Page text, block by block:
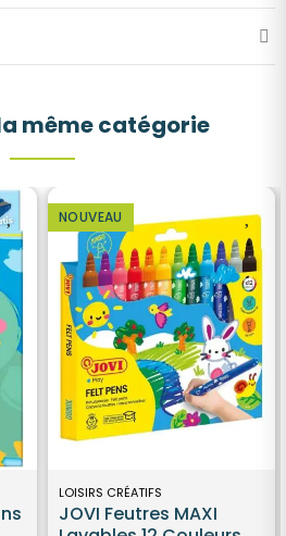
même catégorie
NOUVEAU
LOISIRS CRÉATIFS
JOVI Feutres MAXI